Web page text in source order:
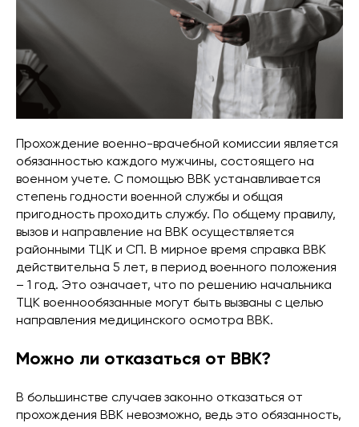
Прохождение военно-врачебной комиссии является
обязанностью каждого мужчины, состоящего на
военном учете. С помощью ВВК устанавливается
степень годности военной службы и общая
пригодность проходить службу. По общему правилу,
вызов и направление на ВВК осуществляется
районными ТЦК и СП. В мирное время справка ВВК
действительна 5 лет, в период военного положения
– 1 год. Это означает, что по решению начальника
ТЦК военнообязанные могут быть вызваны с целью
направления медицинского осмотра ВВК.
Можно ли отказаться от ВВК?
В большинстве случаев законно отказаться от
прохождения ВВК невозможно, ведь это обязанность,